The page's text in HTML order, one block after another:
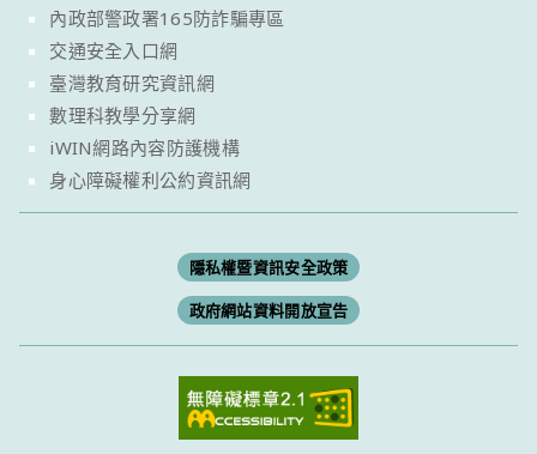
內政部警政署165防詐騙專區
交通安全入口網
臺灣教育研究資訊網
數理科教學分享網
iWIN網路內容防護機構
身心障礙權利公約資訊網
隱私權暨資訊安全政策
政府網站資料開放宣告